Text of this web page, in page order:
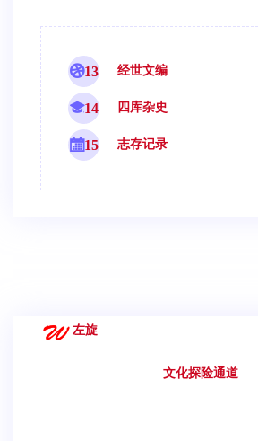
13 经世文编
14 四库杂史
15 志存记录
左旋
文化探险通道